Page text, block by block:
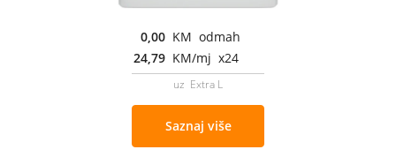
0,00 KM odmah
24,79 KM/mj x24
uz Extra L
Saznaj više